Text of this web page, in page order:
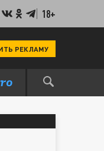
18+
РЕКЛАМУ